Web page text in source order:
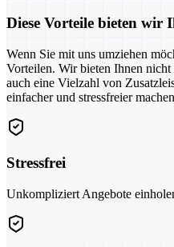
Diese Vorteile bieten wir
Wenn Sie mit uns umziehen
Vorteilen. Wir bieten Ihnen
auch eine Vielzahl von
einfacher und stressfreier
Stressfrei
Unkompliziert Angebote